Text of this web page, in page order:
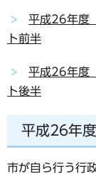
平成26年度
ト前半
平成26年度
ト後半
平成26年
市が自ら行う行